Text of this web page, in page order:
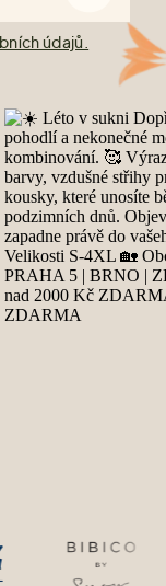
údajů.